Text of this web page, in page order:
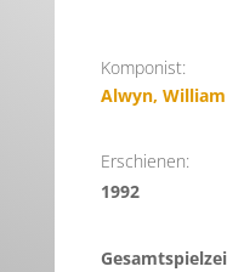
Komponist:
Alwyn, William
Erschienen:
1992